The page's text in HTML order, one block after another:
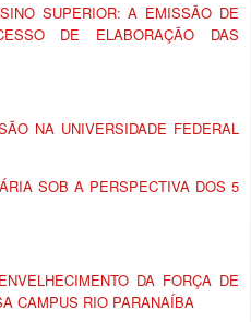
SUPERIOR: A EMISSÃO DE
DE ELABORAÇÃO DAS
NA UNIVERSIDADE FEDERAL
SOB A PERSPECTIVA DOS 5
DA FORÇA DE
CAMPUS RIO PARANAÍBA